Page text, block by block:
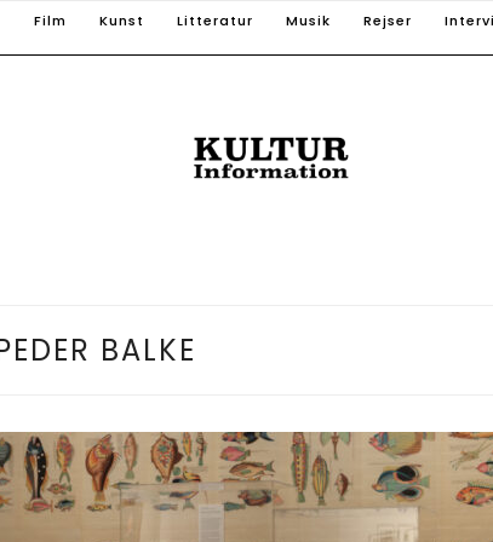
Film Kunst Litteratur Musik Rejser
BALKE